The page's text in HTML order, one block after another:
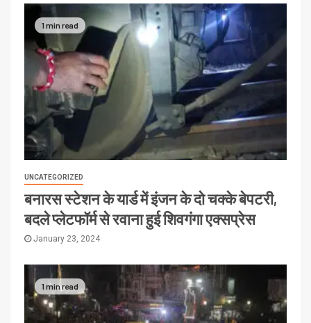
1 min read
UNCATEGORIZED
बनारस स्टेशन के यार्ड में इंजन के दो चक्के बेपटरी,
बदले प्लेटफॉर्म से रवाना हुई शिवगंगा एक्सप्रेस
January 23, 2024
1 min read